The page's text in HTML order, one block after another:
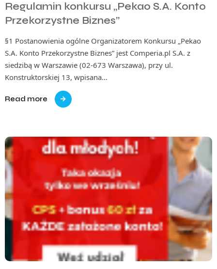
Regulamin konkursu „Pekao S.A. Konto
Przekorzystne Biznes”
§1 Postanowienia ogólne Organizatorem Konkursu „Pekao
S.A. Konto Przekorzystne Biznes” jest Comperia.pl S.A. z
siedzibą w Warszawie (02-673 Warszawa), przy ul.
Konstruktorskiej 13, wpisana…
Read more